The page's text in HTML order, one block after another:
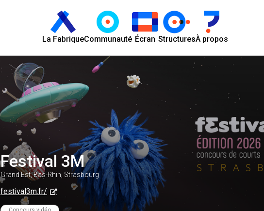
La FabriqueCommunauté Écran StructuresÀ propos
Festival 3M
Grand Est, Bas-Rhin, Strasbourg
festival3m.fr/